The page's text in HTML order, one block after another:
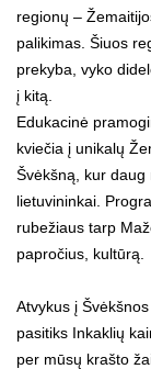
regionų –
palikimas. Šiuos
prekyba, vyko
į kitą.
Edukacinė
kviečia į unikalų
Švėkšną, kur
lietuvininkai.
rubežiaus tarp
papročius, kultūrą.
Atvykus į
pasitiks Inkaklių
per mūsų krašto